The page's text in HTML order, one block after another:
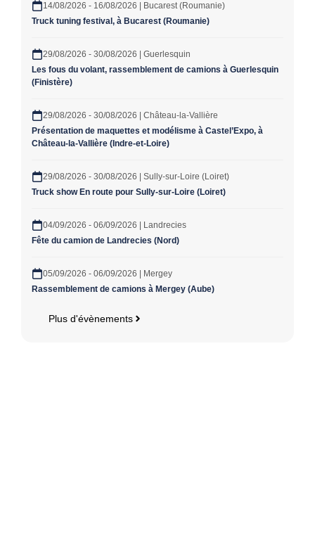
14/08/2026 - 16/08/2026 | Bucarest (Roumanie)
Truck tuning festival, à Bucarest (Roumanie)
29/08/2026 - 30/08/2026 | Guerlesquin
Les fous du volant, rassemblement de camions à Guerlesquin
(Finistère)
29/08/2026 - 30/08/2026 | Château-la-Vallière
Présentation de maquettes et modélisme à Castel’Expo, à
Château-la-Vallière (Indre-et-Loire)
29/08/2026 - 30/08/2026 | Sully-sur-Loire (Loiret)
Truck show En route pour Sully-sur-Loire (Loiret)
04/09/2026 - 06/09/2026 | Landrecies
Fête du camion de Landrecies (Nord)
05/09/2026 - 06/09/2026 | Mergey
Rassemblement de camions à Mergey (Aube)
Plus d'évènements